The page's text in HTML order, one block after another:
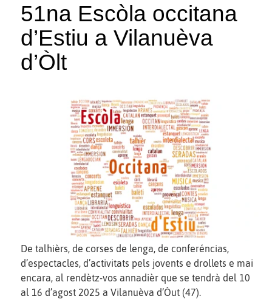
51na Escòla occitana
d’Estiu a Vilanuèva
d’Òlt
De talhièrs, de corses de lenga, de conferéncias,
d’espectacles, d’activitats pels jovents e drollets e mai
encara, al rendètz-vos annadièr que se tendrà del 10
al 16 d’agost 2025 a Vilanuèva d’Òut (47).